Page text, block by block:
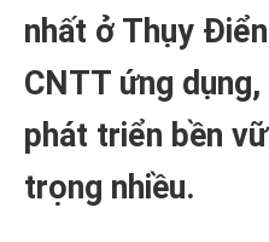
nhất ở Thụy
CNTT ứng
phát triển bền
trọng nhiều.